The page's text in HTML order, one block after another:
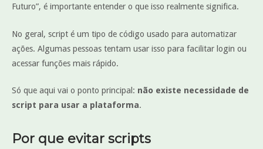
Futuro”, é importante entender o que isso realmente significa.
No geral, script é um tipo de código usado para automatizar
ações. Algumas pessoas tentam usar isso para facilitar login ou
acessar funções mais rápido.
Só que aqui vai o ponto principal: não existe necessidade de
script para usar a plataforma.
Por que evitar scripts